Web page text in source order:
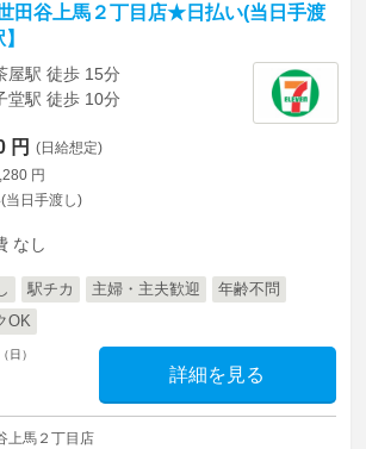
田谷上馬２丁目店★日払い(当日手渡
屋駅 徒歩 15分
堂駅 徒歩 10分
円 (日給想定)
円
当日手渡し)
なし
駅チカ 主婦・主夫歓迎
年齢不問
OK
日）
詳細を見る
上馬２丁目店